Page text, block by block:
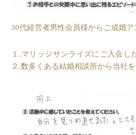
30代経営者男性会員様からご成婚
１.マリッジサンライズにご入会
２.数多くある結婚相談所から当社